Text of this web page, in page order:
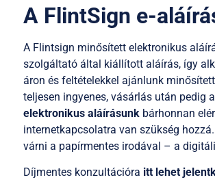
A FlintSign e-
A Flintsign minősített elektronikus
szolgáltató által kiállított aláírás, így
áron és feltételekkel ajánlunk
teljesen ingyenes, vásárlás után
elektronikus aláírásunkbárhonnan
internetkapcsolatra van szükség
várni a papírmentes irodával – a
Díjmentes konzultációra itt lehet